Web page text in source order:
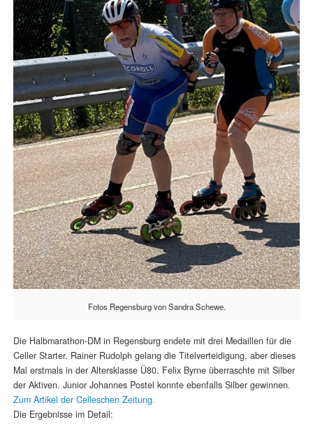
Fotos Regensburg von Sandra Schewe.
Die Halbmarathon-DM in Regensburg endete mit drei Medaillen für die
Celler Starter. Rainer Rudolph gelang die Titelverteidigung, aber dieses
Mal erstmals in der Altersklasse Ü80. Felix Byrne überraschte mit Silber
der Aktiven. Junior Johannes Postel konnte ebenfalls Silber gewinnen.
Zum Artikel der Celleschen Zeitung.
Die Ergebnisse im Detail: